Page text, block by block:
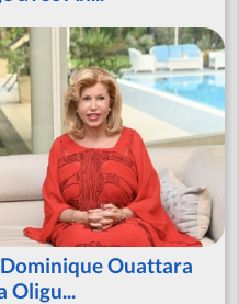
Ouattara
Oligu...